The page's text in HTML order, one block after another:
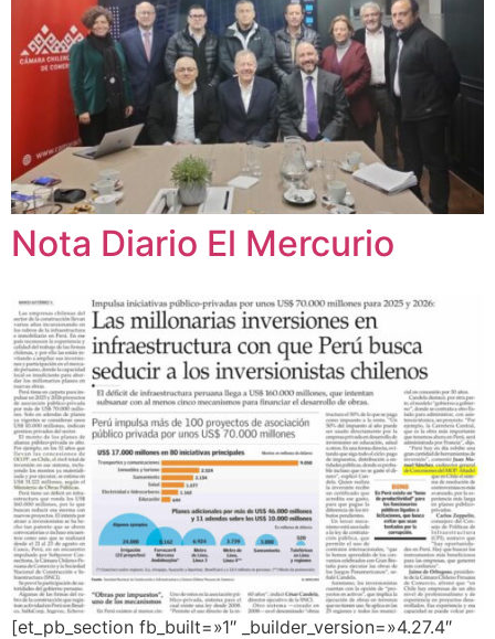
Nota Diario El Mercurio
[et_pb_section fb_built=»1″ _builder_version=»4.27.4″